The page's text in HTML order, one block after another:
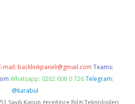
mail: backlinkpaneli@gmail.com Teams:
Whatsapp: 0262 606 0 726 Telegram:
@karabul
Sayılı Kanun gereğince Bilgi Teknolojileri